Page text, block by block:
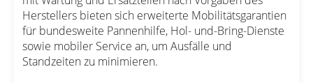
Herstellers bieten sich erweiterte Mobilitätsgarantien
für bundesweite Pannenhilfe, Hol- und-Bring-Dienste
sowie mobiler Service an, um Ausfälle und
Standzeiten zu minimieren.